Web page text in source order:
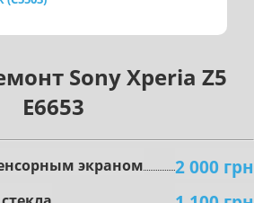
Sony Xperia Z5
E6653
экpaнoм 2 000 грн